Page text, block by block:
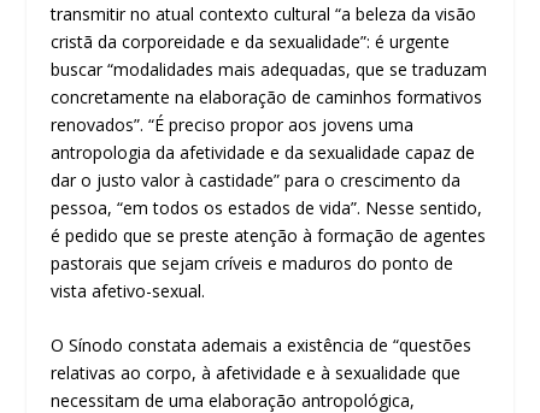
transmitir no atual contexto cultural “a beleza da visão
cristã da corporeidade e da sexualidade”: é urgente
buscar “modalidades mais adequadas, que se traduzam
concretamente na elaboração de caminhos formativos
renovados”. “É preciso propor aos jovens uma
antropologia da afetividade e da sexualidade capaz de
dar o justo valor à castidade” para o crescimento da
pessoa, “em todos os estados de vida”. Nesse sentido,
é pedido que se preste atenção à formação de agentes
pastorais que sejam críveis e maduros do ponto de
vista afetivo-sexual.
O Sínodo constata ademais a existência de “questões
relativas ao corpo, à afetividade e à sexualidade que
necessitam de uma elaboração antropológica,